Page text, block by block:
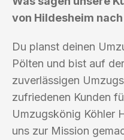
von Hildesheim
Du planst deinen
Pölten und bist auf
zuverlässigen
zufriedenen Kunden
Umzugskönig Köhler
uns zur Mission